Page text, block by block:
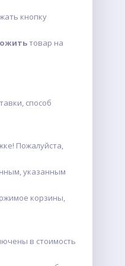
кнопку
товар на
способ
Пожалуйста,
указанным
корзины,
в стоимость